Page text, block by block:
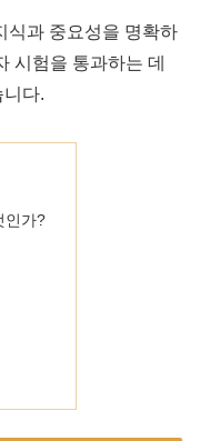
식과 중요성을 명확하
시험을 통과하는 데
다.
인가?